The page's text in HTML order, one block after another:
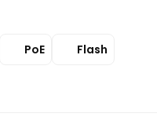
PoE Flash